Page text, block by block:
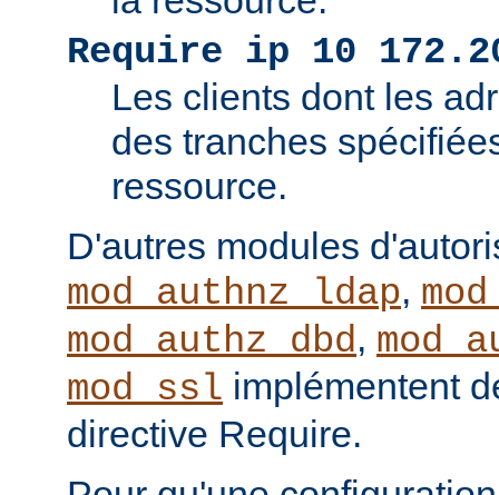
Require ip 10
Les clients dont les
des tranches
ressource.
D'autres modules
mod_authnz_ldap,
mod_authz_dbd,
mod_ssl implémentent
directive Require.